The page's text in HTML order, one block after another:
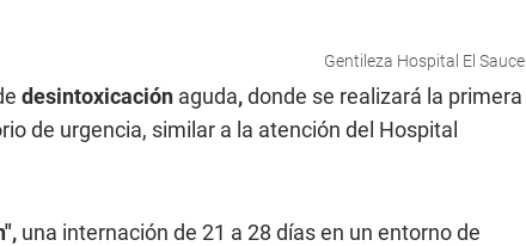
Gentileza Hospital El Sauce
desintoxicación aguda,donde se realizará la primera
de urgencia, similar a la atención del Hospital
una internación de 21 a 28 días en un entorno de